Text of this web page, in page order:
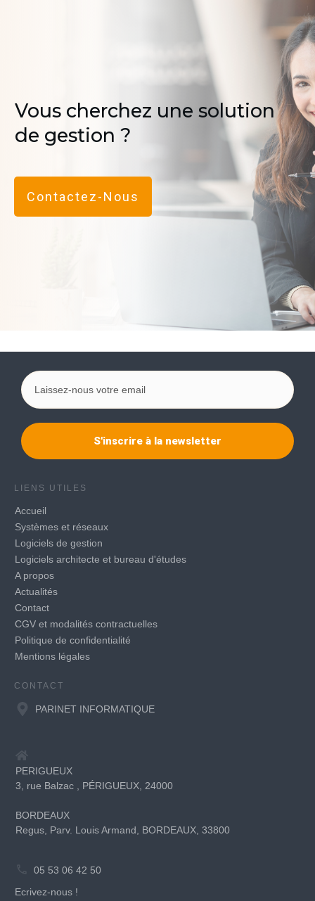
Vous cherchez une solution
de gestion ?
Contactez-Nous
S'inscrire à la newsletter
LIENS UTILES
Accueil
Systèmes et réseaux
Logiciels de gestion
Logiciels architecte et bureau d'études
A propos
Actualités
Contact
CGV et modalités contractuelles
Politique de confidentialité
Mentions légales
CONTACT
PARINET INFORMATIQUE
PERIGUEUX
3, rue Balzac , PÉRIGUEUX, 24000
BORDEAUX
Regus, Parv. Louis Armand, BORDEAUX, 33800
05 53 06 42 50
Ecrivez-nous !